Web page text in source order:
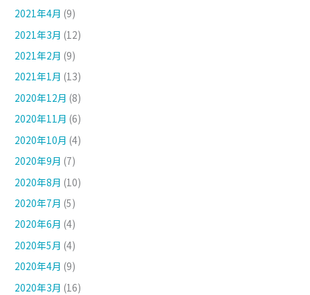
2021年4月 (9)
2021年3月 (12)
2021年2月 (9)
2021年1月 (13)
2020年12月 (8)
2020年11月 (6)
2020年10月 (4)
2020年9月 (7)
2020年8月 (10)
2020年7月 (5)
2020年6月 (4)
2020年5月 (4)
2020年4月 (9)
2020年3月 (16)